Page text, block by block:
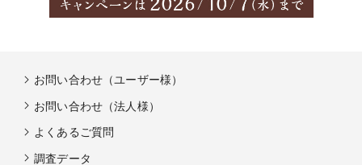
お問い合わせ（ユーザー様）
お問い合わせ（法人様）
よくあるご質問
調査データ